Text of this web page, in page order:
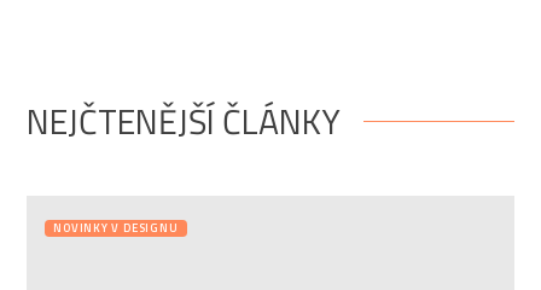
NEJČTENĚJŠÍ ČLÁNKY
NOVINKY V DESIGNU